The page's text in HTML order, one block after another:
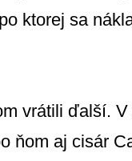
ktorej sa
vrátili ďalší.
ňom aj cisár